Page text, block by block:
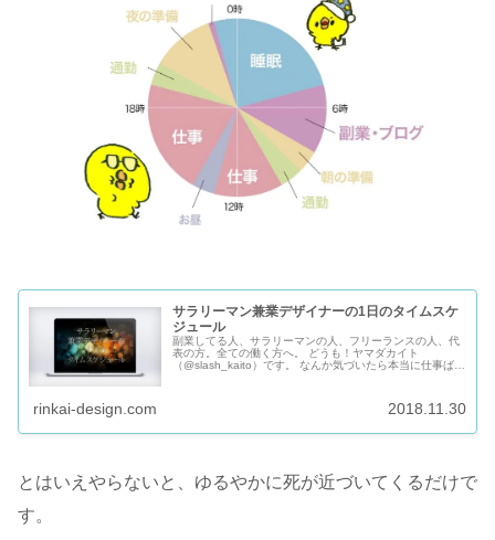
サラリーマン兼業デザイナーの1日のタイムスケ
ジュール
副業してる人、サラリーマンの人、フリーランスの人、代
表の方。全ての働く方へ。 どうも！ヤマダカイト
（@slash_kaito）です。 なんか気づいたら本当に仕事ばっ
rinkai-design.com 2018.11.30
とはいえやらないと、ゆるやかに死が近づいてくるだけで
す。